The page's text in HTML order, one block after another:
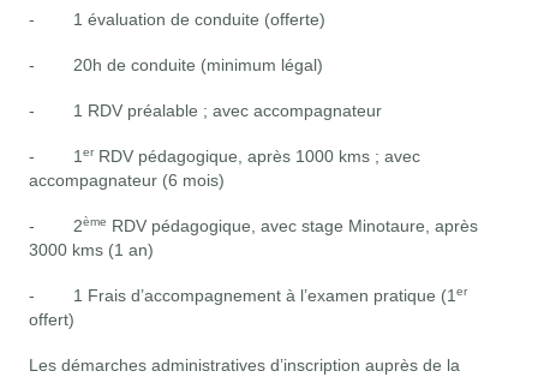
- 1 évaluation de conduite (offerte)
- 20h de conduite (minimum légal)
- 1 RDV préalable ; avec accompagnateur
- 1erRDV pédagogique, après 1000 kms ; avec
accompagnateur (6 mois)
- 2ème RDV pédagogique, avec stage Minotaure, après
3000 kms (1 an)
- 1 Frais d’accompagnement à l’examen pratique (1er
offert)
Les démarches administratives d’inscription auprès de la